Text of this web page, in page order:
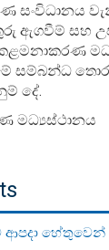
සංවිධානය
ඇගවීම් සහ
සම්බන්ධ
දේ.
මධ්‍යස්ථානය
හේතුවෙන්